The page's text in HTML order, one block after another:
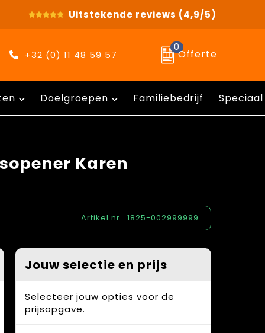
Uitstekende reviews (4,9/5)
+32 (0) 11 48 59 57
0
Offerte
Doelgroepen Familiebedrijf
Karen
Artikel nr. 1825-002999999
Jouw selectie en prijs
Selecteer jouw opties voor de
prijsopgave.